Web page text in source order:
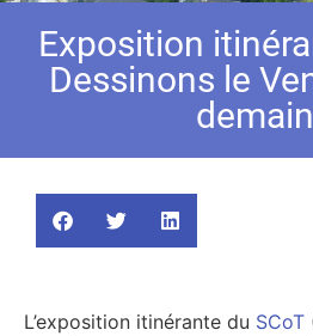
Exposition
Dessinons le
L’exposition itinérante du SCoT